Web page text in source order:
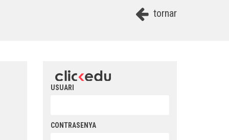
tornar
USUARI
CONTRASENYA